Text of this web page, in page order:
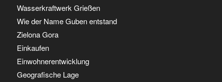
Wasserkraftwerk Grießen
Wie der Name Guben entstand
Zielona Gora
Einkaufen
Einwohnerentwicklung
Geografische Lage